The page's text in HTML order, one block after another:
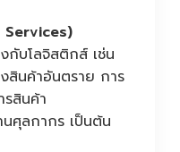
Services)
กับโลจิสติกส์ เช่น
สินค้าอันตราย การ
สินค้า
ศุลกากร เป็นต้น